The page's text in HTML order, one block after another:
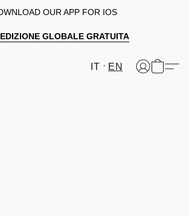
OUR APP FOR IOS
GLOBALE GRATUITA
IT EN